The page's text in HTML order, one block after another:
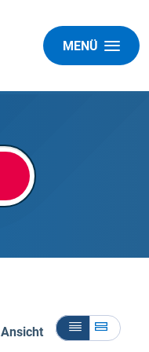
MENÜ
Ansicht